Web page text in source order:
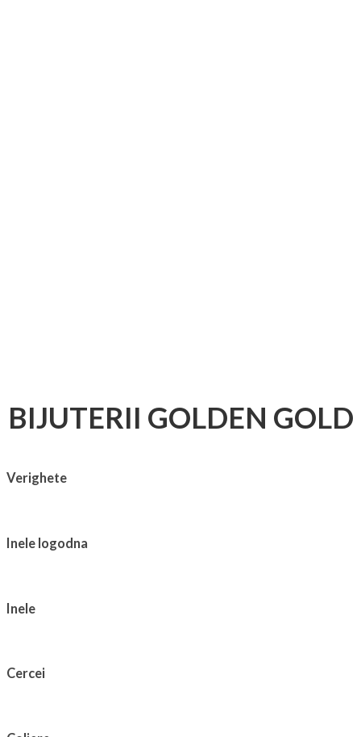
BIJUTERII GOLDEN GOLD
Verighete
Inele logodna
Inele
Cercei